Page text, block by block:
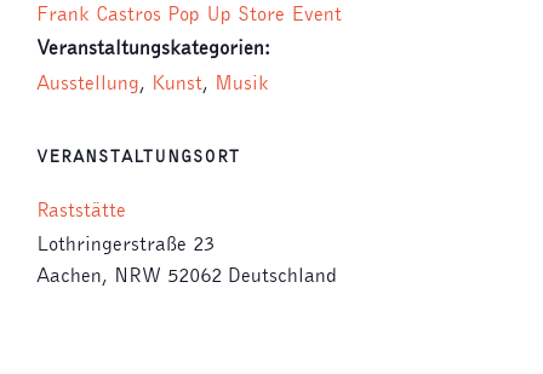
Frank Castros Pop Up Store Event
Veranstaltungskategorien:
Ausstellung, Kunst, Musik
VERANSTALTUNGSORT
Raststätte
Lothringerstraße 23
Aachen, NRW 52062 Deutschland